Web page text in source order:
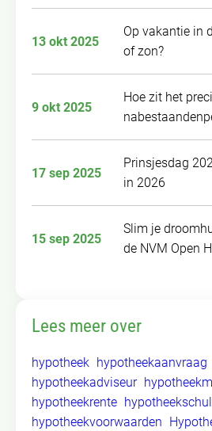
13 okt 2025
Op vakantie in
of zon?
9 okt 2025
Hoe zit het
17 sep 2025
Prinsjesdag
in 2026
15 sep 2025
Slim je
de NVM Open
Lees meer over
hypotheek hypotheekaanvraag
hypotheekadviseur
hypotheekrente
hypotheekvoorwaarden